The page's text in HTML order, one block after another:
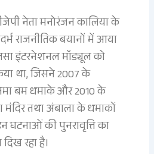
नेता मनोरंजन कालिया के
राजनीतिक बयानों में आया
इंटरनेशनल मॉड्यूल को
था, जिसने 2007 के
बम धमाके और 2010 के
मंदिर तथा अंबाला के धमाकों
घटनाओं की पुनरावृत्ति का
रहा है।